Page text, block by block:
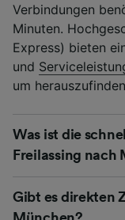
Verbindungen
Minuten.
Express) bieten
und
um
Was ist die
Freilassing nach
Gibt es direkten